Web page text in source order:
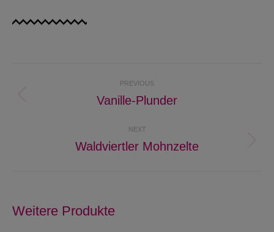
PREVIOUS
Previous
Vanille-Plunder
NEXT
Next
Waldviertler Mohnzelte
Weitere Produkte